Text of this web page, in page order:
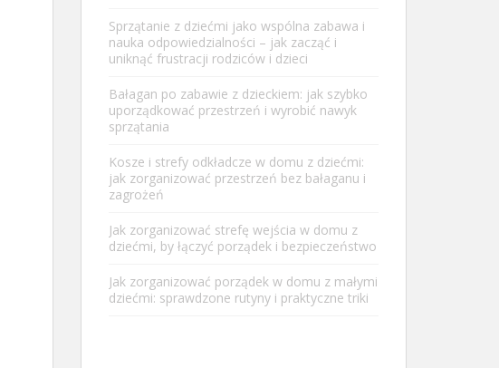
Sprzątanie z dziećmi jako wspólna zabawa i
nauka odpowiedzialności – jak zacząć i
uniknąć frustracji rodziców i dzieci
Bałagan po zabawie z dzieckiem: jak szybko
uporządkować przestrzeń i wyrobić nawyk
sprzątania
Kosze i strefy odkładcze w domu z dziećmi:
jak zorganizować przestrzeń bez bałaganu i
zagrożeń
Jak zorganizować strefę wejścia w domu z
dziećmi, by łączyć porządek i bezpieczeństwo
Jak zorganizować porządek w domu z małymi
dziećmi: sprawdzone rutyny i praktyczne triki